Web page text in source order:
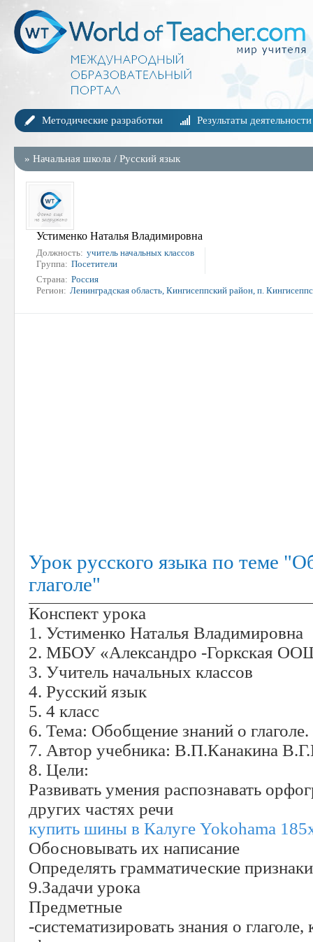
Методические разработки Результаты деятельности
» Начальная школа / Русский язык
Устименко Наталья Владимировна
Должность: учитель начальных классов
Группа: Посетители
Страна: Россия
Регион: Ленинградская область, Кингисеппский район, п.
Урок русского языка по теме
глаголе"
Конспект урока
1. Устименко Наталья Владимировна
2. МБОУ «Александро -Горкская
3. Учитель начальных классов
4. Русский язык
5. 4 класс
6. Тема: Обобщение знаний о глаголе.
7. Автор учебника: В.П.Канакина
8. Цели:
Развивать умения распознавать
других частях речи
купить шины в Калуге Yokohama
Обосновывать их написание
Определять грамматические
9.Задачи урока
Предметные
-систематизировать знания о глаголе,